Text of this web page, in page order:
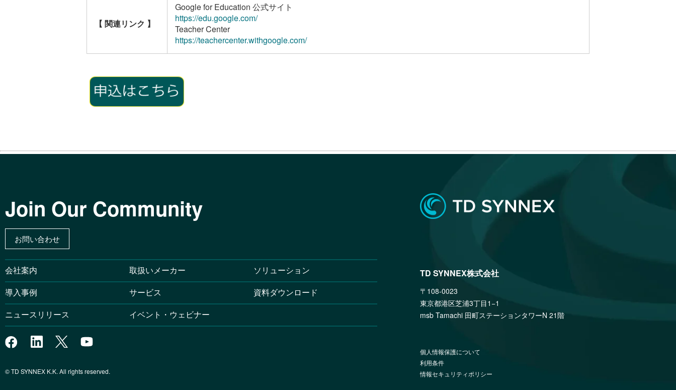
【 関連リンク 】
Google for Education 公式サイト
https://edu.google.com/
Teacher Center
https://teachercenter.withgoogle.com/
Join Our Community
お問い合わせ
会社案内 取扱いメーカー
ソリューション
導入事例
サービス
資料ダウンロード
ニュースリリース
イベント・ウェビナー
© TD SYNNEX K.K. All rights reserved.
TD SYNNEX株式会社
〒108-0023
東京都港区芝浦3丁目1−1
msb Tamachi 田町ステーションタワーN 21階
個人情報保護について
利用条件
情報セキュリティポリシー